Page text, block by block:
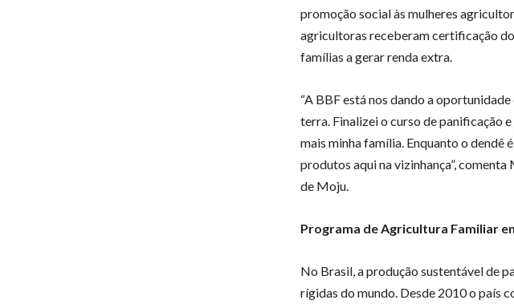
promoção social às mulheres
agricultoras receberam certificação
famílias a gerar renda extra.
“A BBF está nos dando a
terra. Finalizei o curso de panificação
mais minha família. Enquanto o dendê
produtos aqui na vizinhança”,
de Moju.
Programa de Agricultura Familiar
No Brasil, a produção sustentável de
rígidas do mundo. Desde 2010 o país